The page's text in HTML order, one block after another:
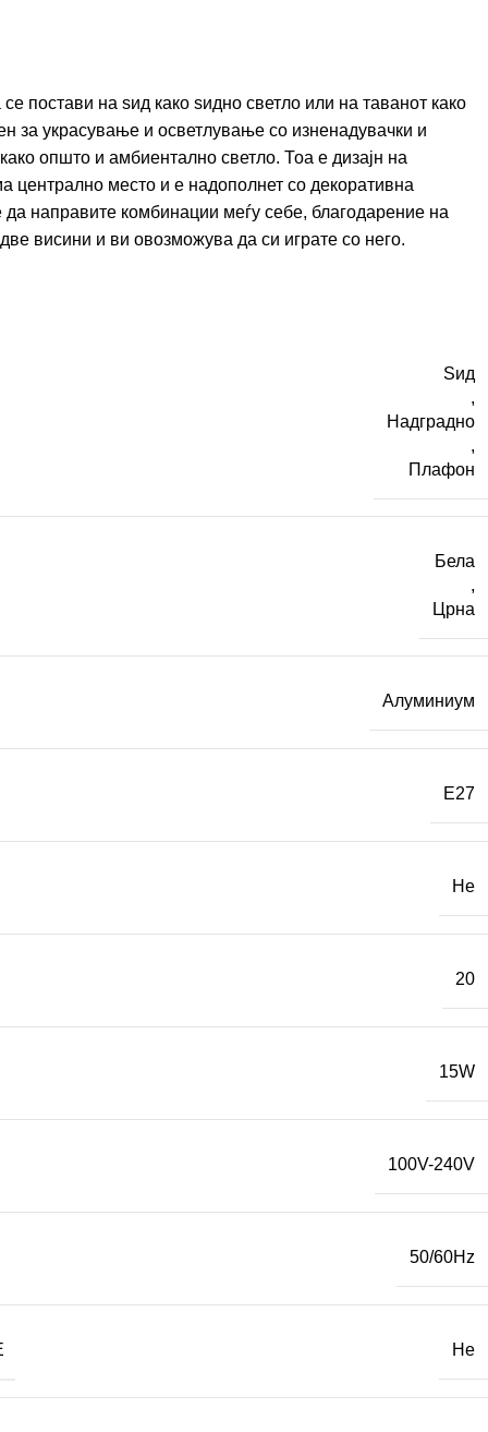
постави на ѕид како ѕидно светло или на таванот како
за украсување и осветлување со изненадувачки и
општо и амбиентално светло. Тоа е дизајн на
централно место и е надополнет со декоративна
да направите комбинации меѓу себе, благодарение на
висини и ви овозможува да си играте со него.
Ѕид
,
Надградно
,
Плафон
Бела
,
Црна
Алуминиум
E27
Не
20
15W
100V-240V
50/60Hz
Не